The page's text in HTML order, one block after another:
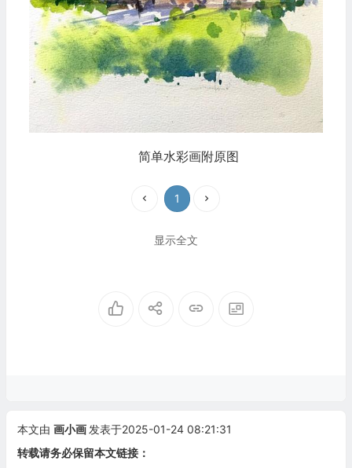
简单水彩画附原图
1
显示全文
本文由 画小画 发表于2025-01-24 08:21:31
转载请务必保留本文链接：